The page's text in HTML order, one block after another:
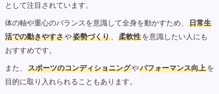
として注目されています。
体の軸や重心のバランスを意識して全身を動かすため、
日常生
活での動きやすさや姿勢づくり 、 柔軟性 を意識したい人にも
おすすめです。
また、
スポーツのコンディショニングやパフォーマンス向上 を
目的に取り入れられることもあります。